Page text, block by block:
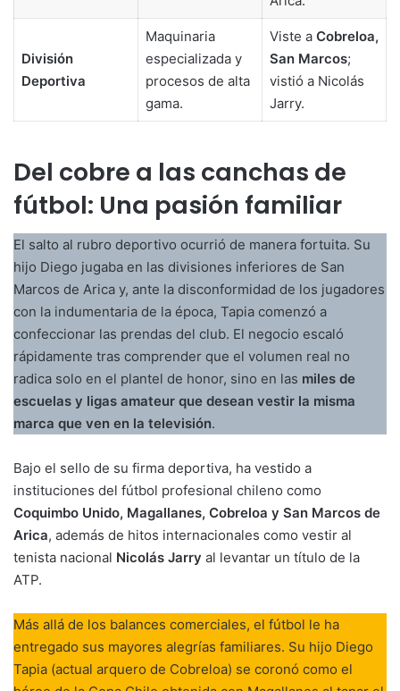
División
Deportiva
Maquinaria
especializada y
procesos de alta
gama.
Viste a Cobreloa,
San Marcos;
vistió a Nicolás
Jarry.
Del cobre a las canchas de
fútbol: Una pasión familiar
El salto al rubro deportivo ocurrió de manera fortuita. Su
hijo Diego jugaba en las divisiones inferiores de San
Marcos de Arica y, ante la disconformidad de los jugadores
con la indumentaria de la época, Tapia comenzó a
confeccionar las prendas del club. El negocio escaló
rápidamente tras comprender que el volumen real no
radica solo en el plantel de honor, sino en las miles de
escuelas y ligas amateur que desean vestir la misma
marca que ven en la televisión.
Bajo el sello de su firma deportiva, ha vestido a
instituciones del fútbol profesional chileno como
Coquimbo Unido, Magallanes, Cobreloa y San Marcos de
Arica, además de hitos internacionales como vestir al
tenista nacional Nicolás Jarry al levantar un título de la
ATP.
Más allá de los balances comerciales, el fútbol le ha
entregado sus mayores alegrías familiares. Su hijo Diego
Tapia (actual arquero de Cobreloa) se coronó como el